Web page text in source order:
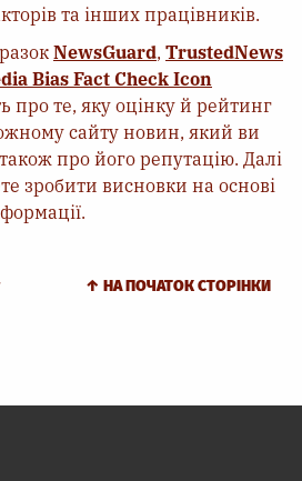
та інших працівників.
NewsGuard, TrustedNews
Bias Fact Check Icon
про те, яку оцінку й рейтинг
сайту новин, який ви
також про його репутацію. Далі
зробити висновки на основі
↑ НА ПОЧАТОК СТОРІНКИ